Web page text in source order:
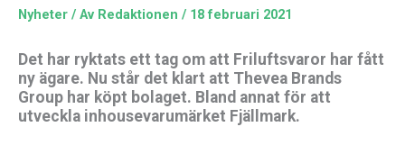
Nyheter / Av Redaktionen / 18 februari 2021
Det har ryktats ett tag om att Friluftsvaror har fått
ny ägare. Nu står det klart att Thevea Brands
Group har köpt bolaget. Bland annat för att
utveckla inhousevarumärket Fjällmark.